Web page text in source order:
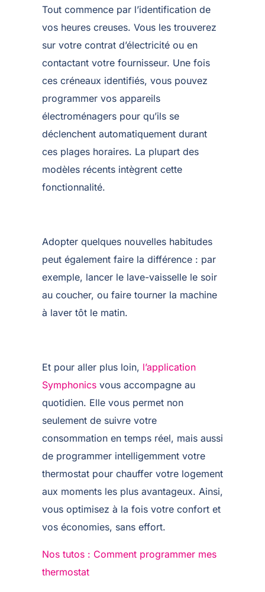
Tout commence par l’identification de
vos heures creuses. Vous les trouverez
sur votre contrat d’électricité ou en
contactant votre fournisseur. Une fois
ces créneaux identifiés, vous pouvez
programmer vos appareils
électroménagers pour qu’ils se
déclenchent automatiquement durant
ces plages horaires. La plupart des
modèles récents intègrent cette
fonctionnalité.
Adopter quelques nouvelles habitudes
peut également faire la différence : par
exemple, lancer le lave-vaisselle le soir
au coucher, ou faire tourner la machine
à laver tôt le matin.
Et pour aller plus loin, l’application
Symphonicsvous accompagne au
quotidien. Elle vous permet non
seulement de suivre votre
consommation en temps réel, mais aussi
de programmer intelligemment votre
thermostat pour chauffer votre logement
aux moments les plus avantageux. Ainsi,
vous optimisez à la fois votre confort et
vos économies, sans effort.
Nos tutos : Comment programmer mes
thermostat